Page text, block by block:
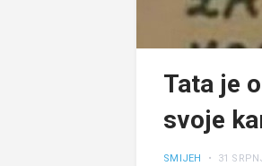
Tata je
svoje
SMIJEH • 31